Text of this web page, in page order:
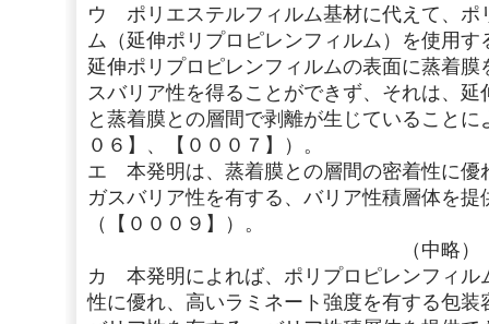
ウ ポリエステルフィルム基材に代えて、ポ
ム（延伸ポリプロピレンフィルム）を使用
延伸ポリプロピレンフィルムの表面に蒸着
スバリア性を得ることができず、それは、
と蒸着膜との層間で剥離が生じていること
０６】、【０００７】）。
エ 本発明は、蒸着膜との層間の密着性に優
ガスバリア性を有する、バリア性積層体を
（【０００９】）。
（中略）
カ 本発明によれば、ポリプロピレンフィル
性に優れ、高いラミネート強度を有する包